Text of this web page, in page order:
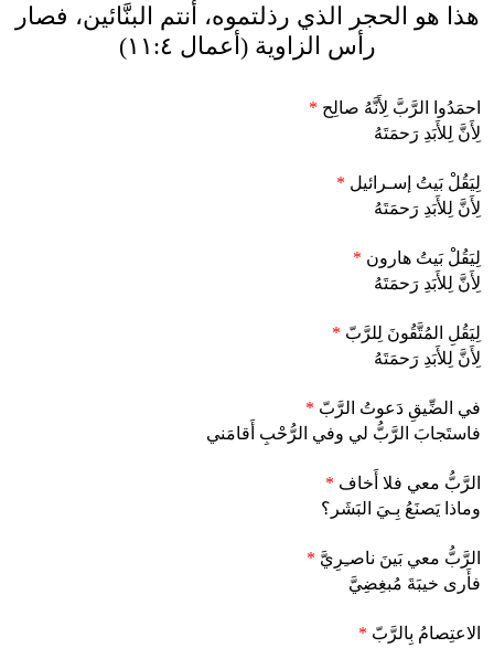
هذا هو الحجر الذي رذلتموه، أنتم البنَّائين، فصار
رأس الزاوية (أعمال ١١:٤)
احمَدُوا الرَّبَّ لِأَنَّهُ صالِح *
لِأَنَّ لِلأَبَدِ رَحمَتَهُ
لِيَقُلْ بَيتُ إسـرائيل *
لِأَنَّ لِلأَبَدِ رَحمَتَهُ
لِيَقُلْ بَيتُ هارون *
لِأَنَّ لِلأَبَدِ رَحمَتَهُ
لِيَقُلِ المُتَّقُونَ لِلرَّبّ *
لِأَنَّ لِلأَبَدِ رَحمَتَهُ
في الضِّيقِ دَعوتُ الرَّبّ *
فاستَجابَ الرَّبُّ لي وفي الرُّحْبِ أَقامَني
الرَّبُّ معي فلا أَخاف *
وماذا يَصنَعُ بِـيَ البَشَر؟
الرَّبُّ معي بَينَ ناصـِرِيَّ *
فأَرى خيبَةَ مُبغِضِيَّ
الاعتِصامُ بِالرَّبّ *